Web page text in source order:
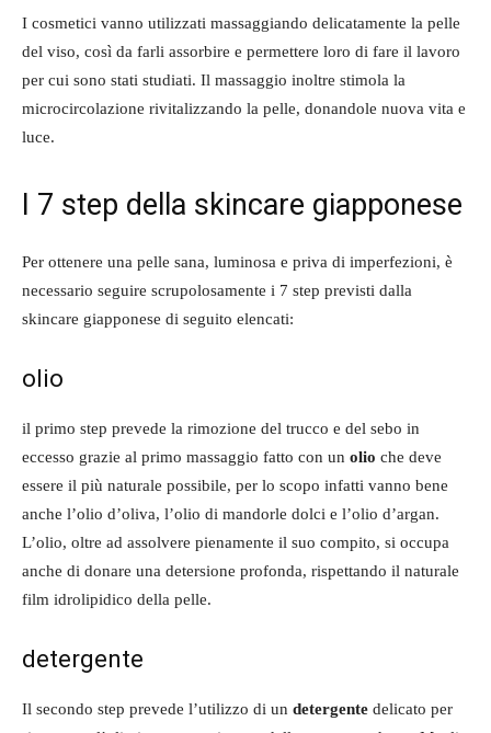
I cosmetici vanno utilizzati massaggiando delicatamente la pelle
del viso, così da farli assorbire e permettere loro di fare il lavoro
per cui sono stati studiati. Il massaggio inoltre stimola la
microcircolazione rivitalizzando la pelle, donandole nuova vita e
luce.
I 7 step della skincare giapponese
Per ottenere una pelle sana, luminosa e priva di imperfezioni, è
necessario seguire scrupolosamente i 7 step previsti dalla
skincare giapponese di seguito elencati:
olio
il primo step prevede la rimozione del trucco e del sebo in
eccesso grazie al primo massaggio fatto con un olio che deve
essere il più naturale possibile, per lo scopo infatti vanno bene
anche l’olio d’oliva, l’olio di mandorle dolci e l’olio d’argan.
L’olio, oltre ad assolvere pienamente il suo compito, si occupa
anche di donare una detersione profonda, rispettando il naturale
film idrolipidico della pelle.
detergente
Il secondo step prevede l’utilizzo di un detergente delicato per